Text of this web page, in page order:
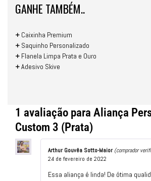
GANHE TAMBÉM..
+ Caixinha Premium
+ Saquinho Personalizado
+ Flanela Limpa Prata e Ouro
+Adesivo Skive
1 avaliação para Aliança
Custom 3 (Prata)
Arthur Gouvêa Sotto-Maior (comprador
24 de fevereiro de 2022
Essa aliança é linda! De ótima